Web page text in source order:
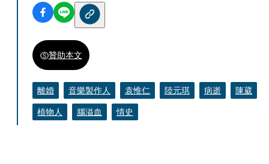
贊助本文
離婚 音樂製作人 袁惟仁 陸元琪 病逝
陳葳
植物人
腦溢血 情史